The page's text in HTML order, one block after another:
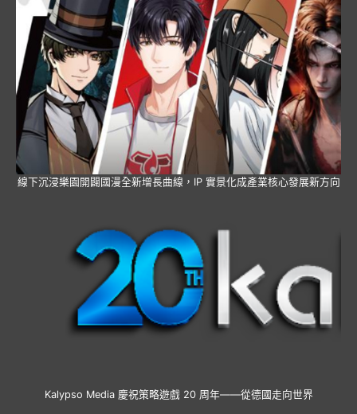
線下沉浸樂園開闢國漫全新增長曲線，IP 實景化成產業核心發展新方向
Kalypso Media 慶祝策略遊戲 20 周年——從德國走向世界